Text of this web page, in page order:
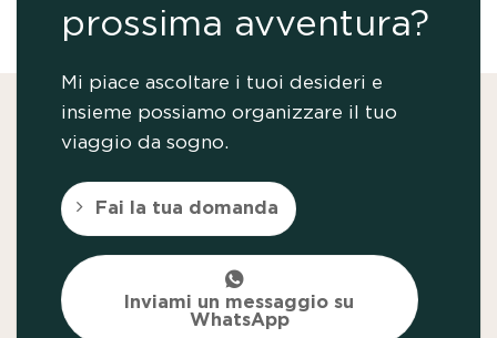
prossima avventura?
Mi piace ascoltare i tuoi desideri e
insieme possiamo organizzare il tuo
viaggio da sogno.
Fai la tua domanda
Inviami un messaggio su
WhatsApp